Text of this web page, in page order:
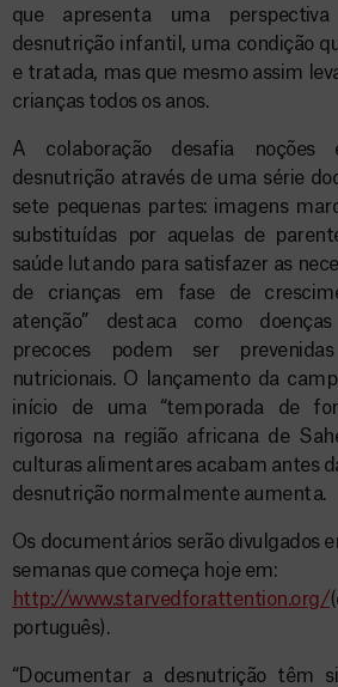
que apresenta uma
desnutrição infantil, uma condição
e tratada, mas que mesmo assim
crianças todos os anos.
A colaboração desafia noções
desnutrição através de uma série
sete pequenas partes: imagens
substituídas por aquelas de
saúde lutando para satisfazer as
de crianças em fase de
atenção” destaca como
precoces podem ser
nutricionais. O lançamento da
início de uma “temporada de
rigorosa na região africana de
culturas alimentares acabam antes
desnutrição normalmente aumenta.
Os documentários serão divulgados
semanas que começa hoje em:
http://www.starvedforattention.org/
português).
“Documentar a desnutrição têm